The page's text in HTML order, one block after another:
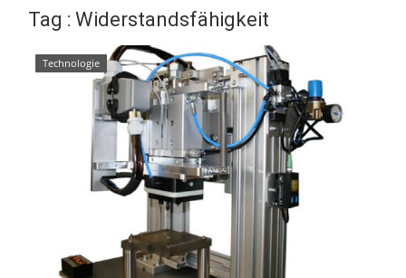
Tag : Widerstandsfähigkeit
Technologie